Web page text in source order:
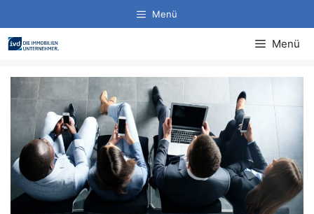
Inhalt
springen
Menü
Menü